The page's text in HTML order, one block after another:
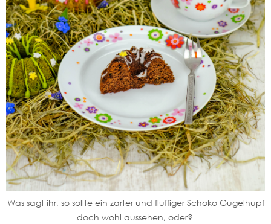
Was sagt ihr, so sollte ein zarter und fluffiger Schoko Gugelhupf
doch wohl aussehen, oder?